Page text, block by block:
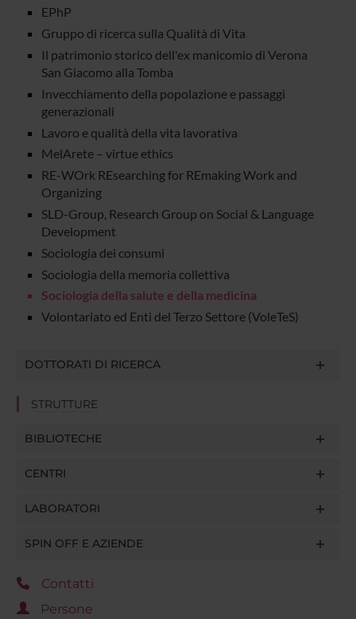
EPhP
Gruppo di ricerca sulla Qualità di Vita
Il patrimonio storico dell'ex manicomio di Verona
San Giacomo alla Tomba
Invecchiamento della popolazione e passaggi
generazionali
Lavoro e qualità della vita lavorativa
MelArete – virtue ethics
RE-WOrk REsearching for REmaking Work and
Organizing
SLD-Group, Research Group on Social & Language
Development
Sociologia dei consumi
Sociologia della memoria collettiva
Sociologia della salute e della medicina
Volontariato ed Enti del Terzo Settore (VoleTeS)
DOTTORATI DI RICERCA
STRUTTURE
BIBLIOTECHE
CENTRI
LABORATORI
SPIN OFF E AZIENDE
Contatti
Persone